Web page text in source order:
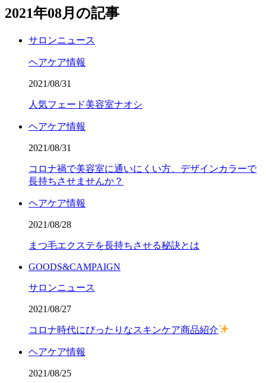
2021年08月の記事
サロンニュース
ヘアケア情報
2021/08/31
人気フェード美容室ナオシ
ヘアケア情報
2021/08/31
コロナ禍で美容室に通いにくい方、デザインカラーで
長持ちさせませんか？
ヘアケア情報
2021/08/28
まつ毛エクステを長持ちさせる秘訣とは
GOODS&CAMPAIGN
サロンニュース
2021/08/27
コロナ時代にぴったりなスキンケア商品紹介
ヘアケア情報
2021/08/25